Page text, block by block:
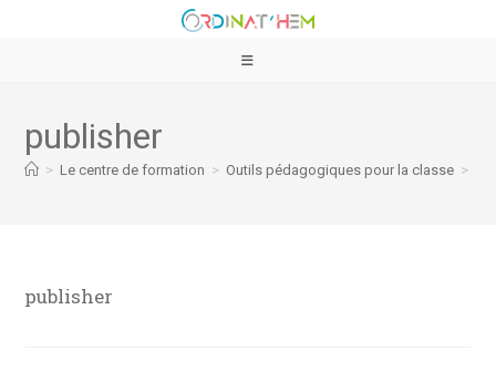
publisher
> Le centre de formation > Outils pédagogiques pour la classe >
publisher